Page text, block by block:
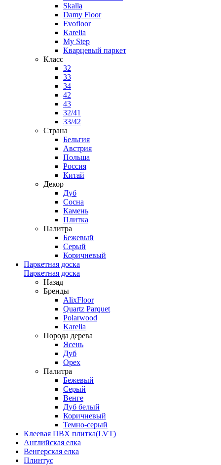
Skalla
Damy Floor
Evofloor
Karelia
My Step
Кварцевый паркет
Класс
32
33
34
42
43
32/41
33/42
Страна
Бельгия
Австрия
Польша
Россия
Китай
Декор
Дуб
Сосна
Камень
Плитка
Палитра
Бежевый
Серый
Коричневый
Паркетная доска
Паркетная доска
Назад
Бренды
AlixFloor
Quartz Parquet
Polarwood
Karelia
Порода дерева
Ясень
Дуб
Орех
Палитра
Бежевый
Серый
Венге
Дуб белый
Коричневый
Темно-серый
Клеевая ПВХ плитка(LVT)
Английская елка
Венгерская елка
Плинтус